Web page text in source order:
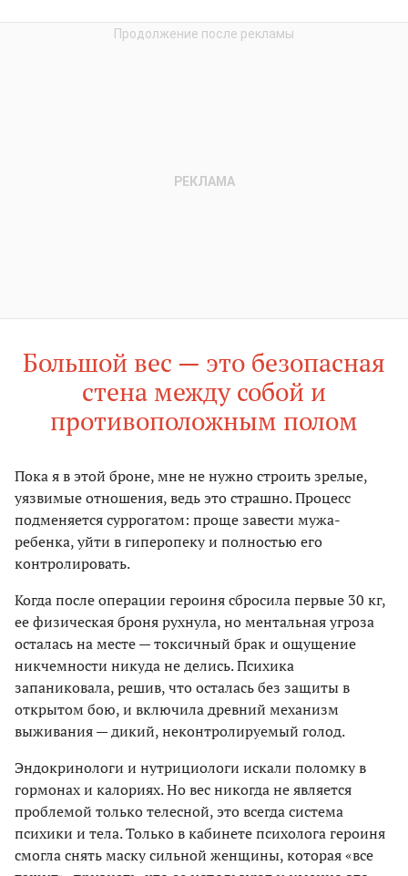
Большой вес — это безопасная
стена между собой и
противоположным полом
Пока я в этой броне, мне не нужно строить зрелые,
уязвимые отношения, ведь это страшно. Процесс
подменяется суррогатом: проще завести мужа-
ребенка, уйти в гиперопеку и полностью его
контролировать.
Когда после операции героиня сбросила первые 30 кг,
ее физическая броня рухнула, но ментальная угроза
осталась на месте — токсичный брак и ощущение
никчемности никуда не делись. Психика
запаниковала, решив, что осталась без защиты в
открытом бою, и включила древний механизм
выживания — дикий, неконтролируемый голод.
Эндокринологи и нутрициологи искали поломку в
гормонах и калориях. Но вес никогда не является
проблемой только телесной, это всегда система
психики и тела. Только в кабинете психолога героиня
смогла снять маску сильной женщины, которая «все